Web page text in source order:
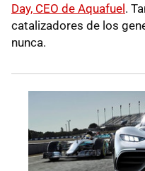
Day, CEO de Aquafuel.
catalizadores de los
nunca.